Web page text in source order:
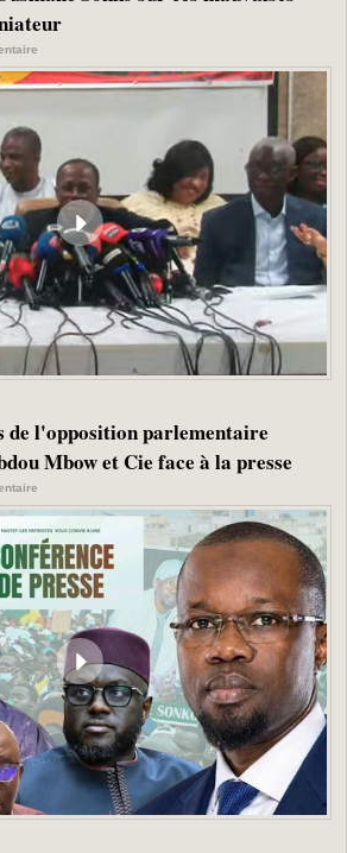
de l'opposition parlementaire
Mbow et Cie face à la presse